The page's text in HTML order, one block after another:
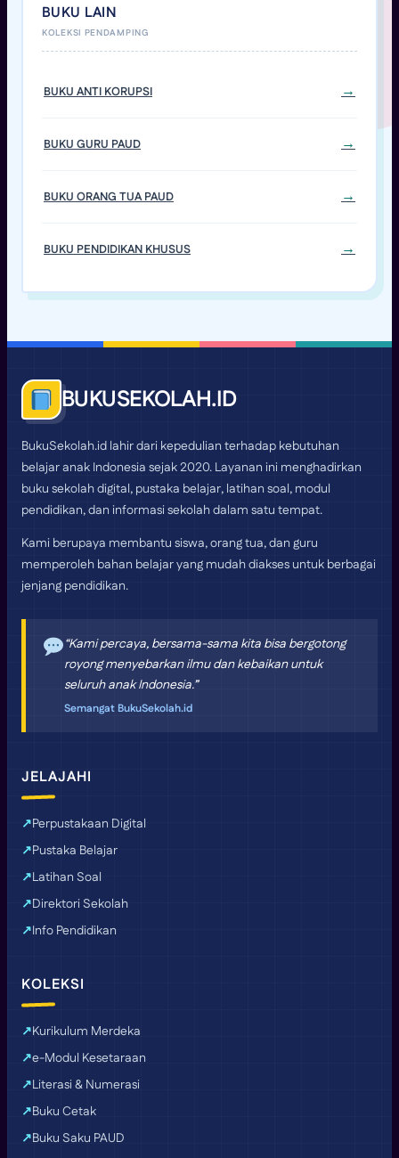
BUKU LAIN
BUKU ANTI KORUPSI
BUKU GURU PAUD
BUKU ORANG TUA PAUD
BUKU PENDIDIKAN KHUSUS
BUKUSEKOLAH.ID
BukuSekolah.id lahir dari kepedulian terhadap kebutuhan
belajar anak Indonesia sejak 2020. Layanan ini menghadirkan
buku sekolah digital, pustaka belajar, latihan soal, modul
pendidikan, dan informasi sekolah dalam satu tempat.
Kami berupaya membantu siswa, orang tua, dan guru
memperoleh bahan belajar yang mudah diakses untuk berbagai
jenjang pendidikan.
“Kami percaya, bersama-sama kita bisa bergotong
royong menyebarkan ilmu dan kebaikan untuk
seluruh anak Indonesia.”
Semangat BukuSekolah.id
JELAJAHI
Perpustakaan Digital
Pustaka Belajar
Latihan Soal
Direktori Sekolah
Info Pendidikan
KOLEKSI
Kurikulum Merdeka
e-Modul Kesetaraan
Literasi & Numerasi
Buku Cetak
Buku Saku PAUD